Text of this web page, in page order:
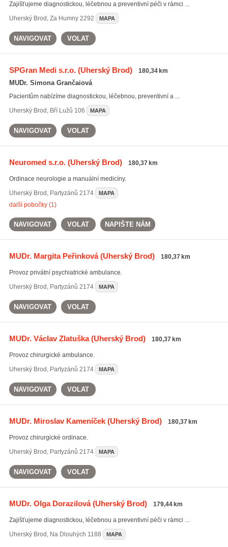
Zajišťujeme diagnostickou, léčebnou a preventivní péči v rámci ...
Uherský Brod , Za Humny 2292 MAPA
NAVIGOVAT VOLAT
SPGran Medi s.r.o.(Uherský Brod) 180,34 km
MUDr. Simona Grančaiová
Pacientům nabízíme diagnostickou, léčebnou, preventivní a ...
Uherský Brod , Bří Lužů 106 MAPA
NAVIGOVAT VOLAT
Neuromed s.r.o.(Uherský Brod) 180,37 km
Ordinace neurologie a manuální medicíny.
Uherský Brod , Partyzánů 2174 MAPA
další pobočky (1)
NAVIGOVAT VOLAT NAPIŠTE NÁM
MUDr. Margita Peřinková(Uherský Brod) 180,37 km
Provoz privátní psychiatrické ambulance.
Uherský Brod , Partyzánů 2174 MAPA
NAVIGOVAT VOLAT
MUDr. Václav Zlatuška(Uherský Brod) 180,37 km
Provoz chirurgické ambulance.
Uherský Brod , Partyzánů 2174 MAPA
NAVIGOVAT VOLAT
MUDr. Miroslav Kameníček(Uherský Brod) 180,37 km
Provoz chirurgické ordinace.
Uherský Brod , Partyzánů 2174 MAPA
NAVIGOVAT VOLAT
MUDr. Olga Dorazilová(Uherský Brod) 179,44 km
Zajišťujeme diagnostickou, léčebnou a preventivní péči v rámci ...
Uherský Brod , Na Dlouhých 1188 MAPA